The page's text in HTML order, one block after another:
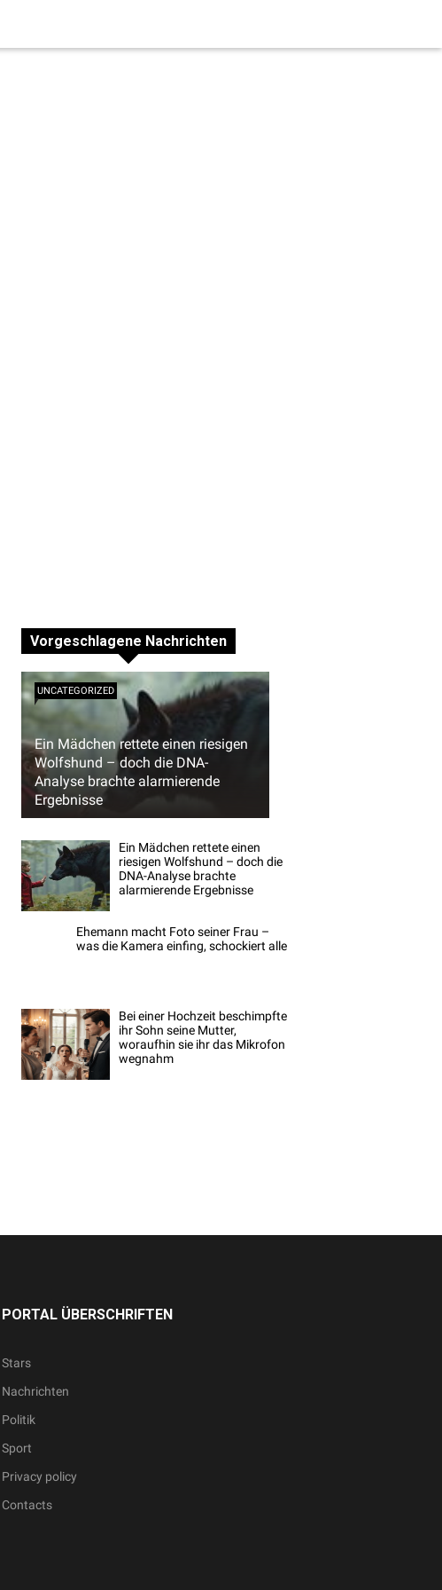
Vorgeschlagene Nachrichten
Ein Mädchen rettete einen riesigen
Wolfshund – doch die DNA-
Analyse brachte alarmierende
Ergebnisse
UNCATEGORIZED
Ein Mädchen rettete einen
riesigen Wolfshund – doch die
DNA-Analyse brachte
alarmierende Ergebnisse
Ehemann macht Foto seiner Frau –
was die Kamera einfing, schockiert alle
Bei einer Hochzeit beschimpfte
ihr Sohn seine Mutter,
woraufhin sie ihr das Mikrofon
wegnahm
PORTAL ÜBERSCHRIFTEN
Stars
Nachrichten
Politik
Sport
Privacy policy
Contacts